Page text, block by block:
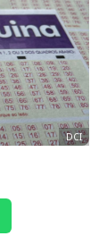
DCI